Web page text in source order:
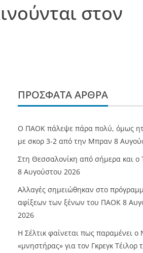
στον
ΠΡΌΣΦΑΤΑ ΆΡΘΡΑ
Ο ΠΑΟΚ πάλεψε πάρα πολύ, όμως
με σκορ 3-2 από την Μπραν 8
Στη Θεσσαλονίκη από σήμερα και ο
8 Αυγούστου 2026
Αλλαγές σημειώθηκαν στο
αφίξεων των ξένων του ΠΑΟΚ 8
2026
Η Σέλτικ φαίνεται πως παραμένει ο
«μνηστήρας» για τον Γκρεγκ